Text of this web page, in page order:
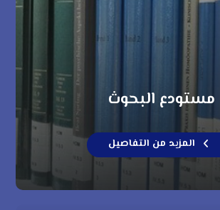
مستودع البحوث
المزيد من التفاصيل